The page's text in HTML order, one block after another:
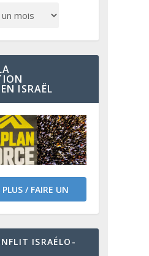
ISRAËL
/ FAIRE UN
DON
ISRAÉLO-